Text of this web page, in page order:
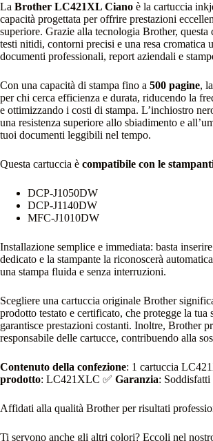
La Brother LC421XL Ciano è la cartuccia
capacità progettata per offrire prestazioni
superiore. Grazie alla tecnologia Brother, questa
testi nitidi, contorni precisi e una resa cromatica
documenti professionali, report aziendali e
Con una capacità di stampa fino a 500 pagine,
per chi cerca efficienza e durata, riducendo la
e ottimizzando i costi di stampa. L’inchiostro
una resistenza superiore allo sbiadimento e
tuoi documenti leggibili nel tempo.
Questa cartuccia è compatibile con le
DCP-J1050DW
DCP-J1140DW
MFC-J1010DW
Installazione semplice e immediata: basta
dedicato e la stampante la riconoscerà
una stampa fluida e senza interruzioni.
Scegliere una cartuccia originale Brother
prodotto testato e certificato, che protegge la tua
garantisce prestazioni costanti. Inoltre, Brother
responsabile delle cartucce, contribuendo alla
Contenuto della confezione: 1 cartuccia
prodotto: LC421XLC ✅ Garanzia:
Affidati alla qualità Brother per risultati
Ti servono anche gli altri colori? Eccoli nel